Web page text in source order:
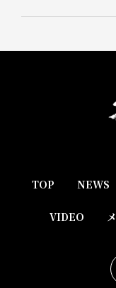
TOP NEWS
VIDEO